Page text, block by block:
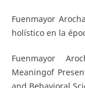
Fuenmayor
holístico en la
Fuenmayor
Meaningof